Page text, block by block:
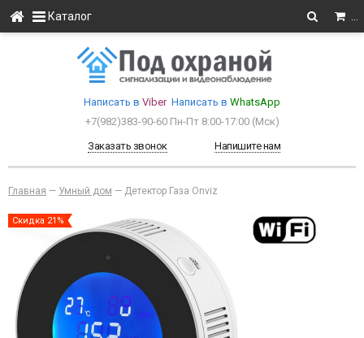
Каталог
Написать в Viber Написать в WhatsApp
+7(982)383-90-60 Пн-Пт 8:00-17:00 (Мcк)
Заказать звонок
Напишите нам
Главная — Умный дом — Детектор Газа Onviz
Скидка 21%